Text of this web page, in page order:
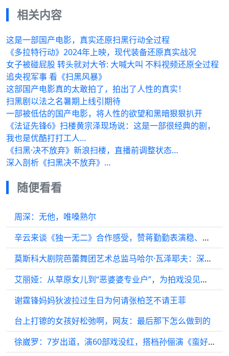
相关内容
这是一部国产电影，真实还原扫黑行动全过程
《多拉特行动》2024年上映，现代装备还原真实战况
女子被碰屁股 转头就对大爷: 大喊大叫 不料视频还原全过程
追央视军事 看《扫黑风暴》
这部国产电影真的太敢拍了，拍出了人性的真实！
扫黑剧以法之名暑期上线引期待
一部被低估的国产电影，将人性的欲望和黑暗狠狠扒开
《法证先锋6》扫楼黄宗泽现场说：这是一部很经典的剧，
我也是优酷打打工人…
《扫黑·决不放弃》新浪扫楼，直播前调整状态…
深入剖析《扫黑决不放弃》…
随便看看
周深：无他，唯嗓熟尔
辛云来谈《独一无二》合作感受，赞蒋勤勤表演稳、陈明昊创新不断
莫斯科大剧院芭蕾舞团艺术总监马哈尔·瓦泽耶夫：深圳原创舞剧《咏春》的演出令人惊叹
艾丽娅：从草原女儿到“恶婆婆专业户”，为拍戏没见父亲最后一面
谢霆锋妈妈狄波拉过生日为何请张柏芝不请王菲
台上打镲的女孩好松弛啊，网友：最后那下怎么做到的
徐崴罗：7岁出道，演60部戏没红，搭档孙俪演《蛮好的人生》火了